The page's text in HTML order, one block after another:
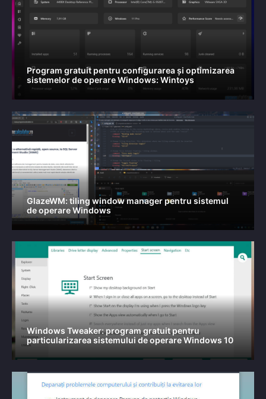
Program gratuit pentru configurarea și optimizarea
sistemelor de operare Windows: Wintoys
GlazeWM: tiling window manager pentru sistemul
de operare Windows
Windows Tweaker: program gratuit pentru
particularizarea sistemului de operare Windows 10